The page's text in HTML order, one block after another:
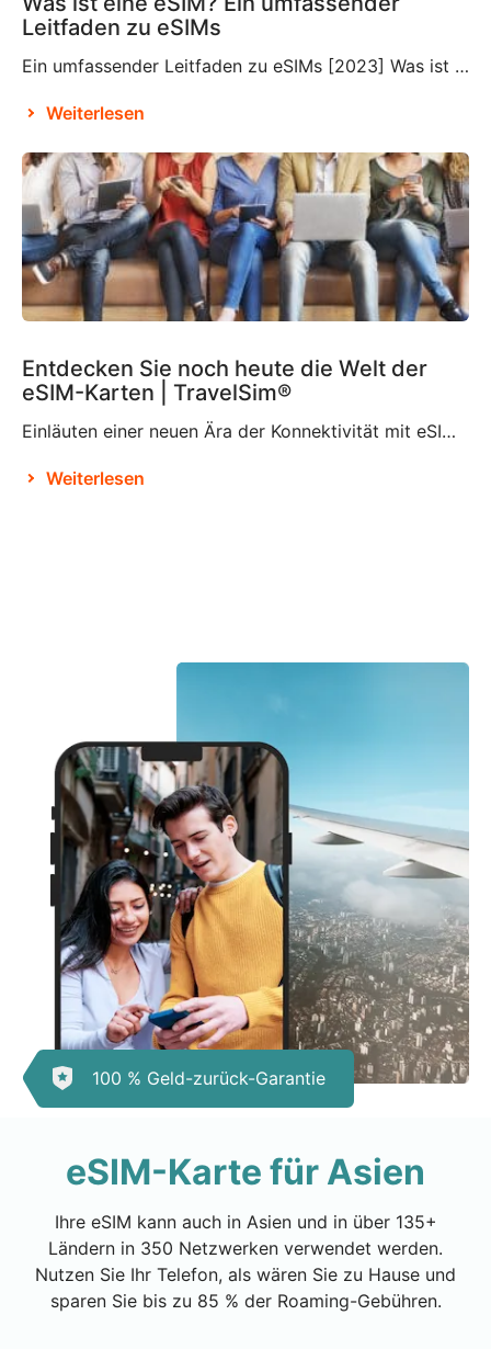
Leitfaden zu eSIMs
Ein umfassender Leitfaden zu eSIMs [2023] Was ist eine eSIM? Wenn Sie mit dieser relativ neuen Technologie nicht vertraut sind, fragen Sie sich vielleicht, was eine eSIM ist und ob Sie diese in Ihre Reisepläne integrieren müssen oder nicht. Eine eSIM, auch eingebettete SIM oder elektronische SIM genannt, ist ein Bestandteil, der wahrscheinlich bereits in […]
Weiterlesen
Entdecken Sie noch heute die Welt der
eSIM-Karten | TravelSim®
Einläuten einer neuen Ära der Konnektivität mit eSIM-Karten Laut Brian X. Chen, dem leitenden Autor für Verbrauchertechnologie bei der New York Times, wird es nicht mehr lange dauern, bis es „die physische SIM-Karte nicht mehr geben wird“. Dies ist offenbar der Entscheidung von Apple zu verdanken, das SIM-Kartenfach beim iPhone 14 zu eliminieren und es […]
Weiterlesen
100 % Geld-zurück-Garantie
eSIM-Karte für Asien
Ihre eSIM kann auch in Asien und in über 135+
Ländern in 350 Netzwerken verwendet werden.
Nutzen Sie Ihr Telefon, als wären Sie zu Hause und
sparen Sie bis zu 85 % der Roaming-Gebühren.